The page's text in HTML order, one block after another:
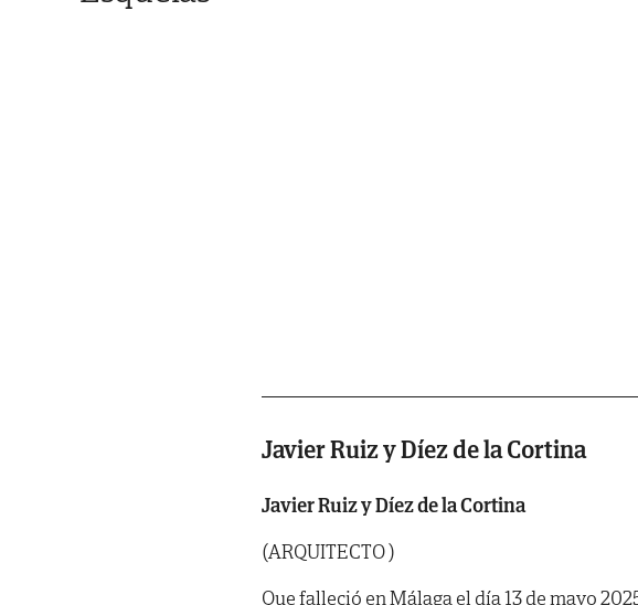
Javier Ruiz y Díez de la Cortina
Javier Ruiz y Díez de la Cortina
(ARQUITECTO )
Que falleció en Málaga el día 13 de mayo